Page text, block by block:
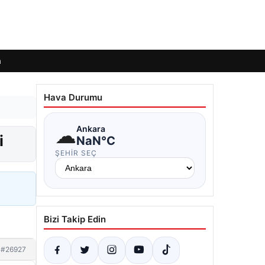
#26927
Hava Durumu
☁Ankara
NaN°C
ŞEHIR SEÇ
Bizi Takip Edin